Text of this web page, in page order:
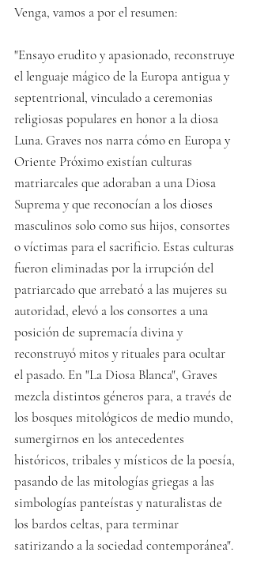
Venga, vamos a por el resumen:
"Ensayo erudito y apasionado, reconstruye
el lenguaje mágico de la Europa antigua y
septentrional, vinculado a ceremonias
religiosas populares en honor a la diosa
Luna. Graves nos narra cómo en Europa y
Oriente Próximo existían culturas
matriarcales que adoraban a una Diosa
Suprema y que reconocían a los dioses
masculinos solo como sus hijos, consortes
o víctimas para el sacrificio. Estas culturas
fueron eliminadas por la irrupción del
patriarcado que arrebató a las mujeres su
autoridad, elevó a los consortes a una
posición de supremacía divina y
reconstruyó mitos y rituales para ocultar
el pasado. En "La Diosa Blanca", Graves
mezcla distintos géneros para, a través de
los bosques mitológicos de medio mundo,
sumergirnos en los antecedentes
históricos, tribales y místicos de la poesía,
pasando de las mitologías griegas a las
simbologías panteístas y naturalistas de
los bardos celtas, para terminar
satirizando a la sociedad contemporánea".